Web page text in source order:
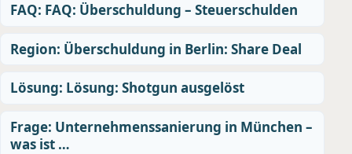
FAQ: FAQ: Überschuldung – Steuerschulden
Region: Überschuldung in Berlin: Share Deal
Lösung: Lösung: Shotgun ausgelöst
Frage: Unternehmenssanierung in München –
was ist …